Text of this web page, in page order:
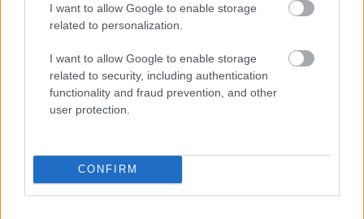
I want to allow Google to enable storage
related to personalization.
I want to allow Google to enable storage
related to security, including authentication
functionality and fraud prevention, and other
user protection.
CONFIRM
PLETYKÁK, ÁTIGAZOLÁSOK